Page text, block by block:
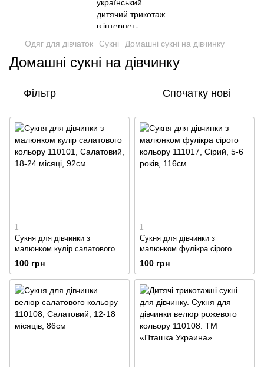
Одяг для дівчаток Сукні Домашні сукні на дівчинку
Домашні сукні на дівчинку
Фільтр Спочатку нові
1
Сукня для дівчинки з
малюнком кулір салатового
кольору 110101
100 грн
1
Сукня для дівчинки з
малюнком фулікра сірого
кольору 111017
100 грн